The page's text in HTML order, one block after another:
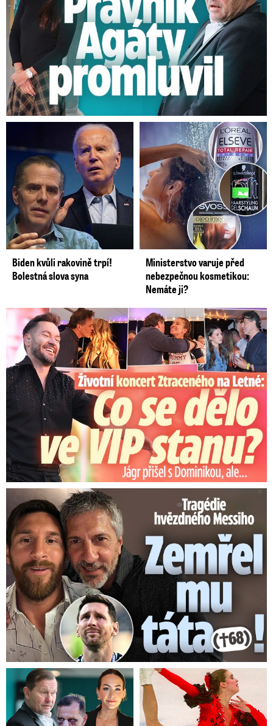
Biden kvůli rakovině trpí!
Bolestná slova syna
Ministerstvo varuje před
nebezpečnou kosmetikou:
Nemáte ji?
Koncert Ztraceného na Letné: Jágr přišel s Dominikou, ale...
Tragédie hvězdného Messiho: Zemřel mu táta (†68)!